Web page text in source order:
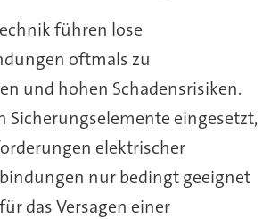
führen lose
oftmals zu
und hohen Schadensrisiken.
Sicherungselemente eingesetzt,
elektrischer
nur bedingt geeignet
das Versagen einer